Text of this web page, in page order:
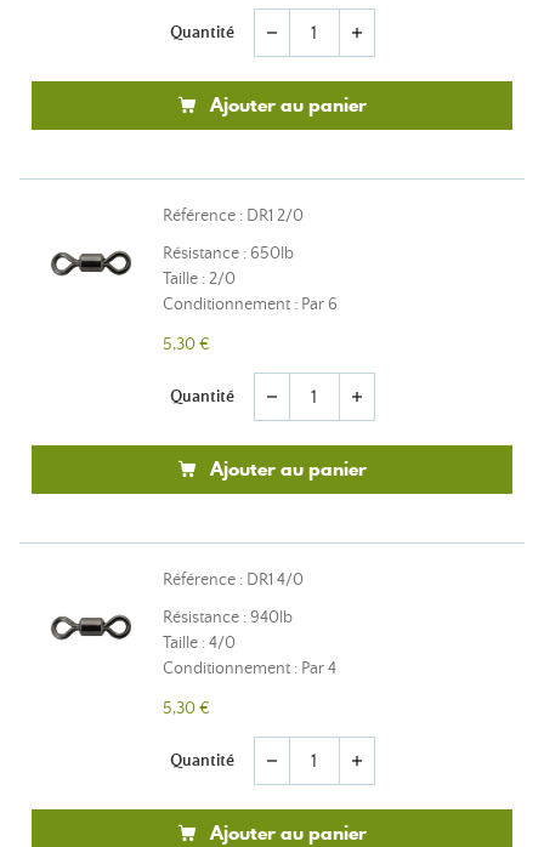
Quantité remove add
Ajouter au panier
Référence : DR1 2/0
Résistance : 650lb
Taille : 2/0
Conditionnement : Par 6
5,30 €
Quantité remove add
Ajouter au panier
Référence : DR1 4/0
Résistance : 940lb
Taille : 4/0
Conditionnement : Par 4
5,30 €
Quantité remove add
Ajouter au panier